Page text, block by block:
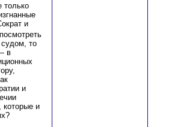
только
и
то
в
и
которые и